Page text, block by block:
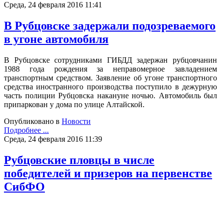
Среда, 24 февраля 2016 11:41
В Рубцовске задержали подозреваемого
в угоне автомобиля
В Рубцовске сотрудниками ГИБДД задержан рубцовчанин
1988 года рождения за неправомерное завладением
транспортным средством. Заявление об угоне транспортного
средства иностранного производства поступило в дежурную
часть полиции Рубцовска накануне ночью. Автомобиль был
припаркован у дома по улице Алтайской.
Опубликовано в Новости
Подробнее ...
Среда, 24 февраля 2016 11:39
Рубцовские пловцы в числе
победителей и призеров на первенстве
СибФО